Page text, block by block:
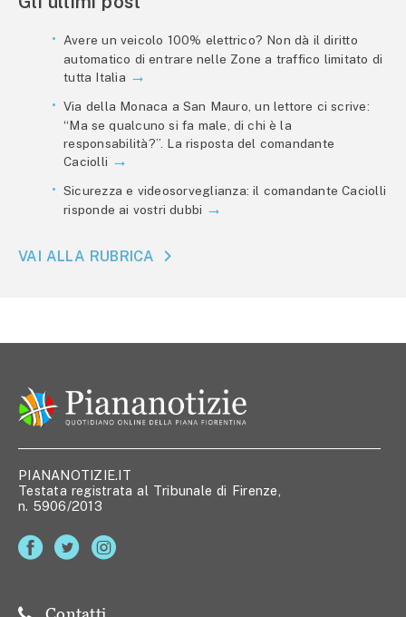
Avere un veicolo 100% elettrico? Non dà il diritto
automatico di entrare nelle Zone a traffico limitato di
tutta Italia
Via della Monaca a San Mauro, un lettore ci scrive:
“Ma se qualcuno si fa male, di chi è la
responsabilità?”. La risposta del comandante
Caciolli
Sicurezza e videosorveglianza: il comandante Caciolli
risponde ai vostri dubbi
VAI ALLA RUBRICA
PIANANOTIZIE.IT
Testata registrata al Tribunale di Firenze,
n. 5906/2013